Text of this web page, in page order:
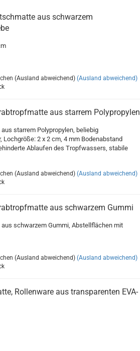
aus schwarzem
(Ausland abweichend) (Ausland abweichend)
aus starrem Polypropylen
starrem Polypropylen, beliebig
Lochgröße: 2 x 2 cm, 4 mm Bodenabstand
Ablaufen des Tropfwassers, stabile
(Ausland abweichend) (Ausland abweichend)
aus schwarzem Gummi
schwarzem Gummi, Abstellflächen mit
(Ausland abweichend) (Ausland abweichend)
Rollenware aus transparenten EVA-